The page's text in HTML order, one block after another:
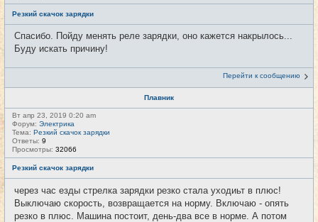
Резкий скачок зарядки
Спасибо. Пойду менять реле зарядки, оно кажется накрылось...
Буду искать причину!
Перейти к сообщению
Плавник
Вт апр 23, 2019 0:20 am
Форум: Электрика
Тема: Резкий скачок зарядки
Ответы: 9
Просмотры: 32066
Резкий скачок зарядки
через час езды стрелка зарядки резко стала уходиьт в плюс!
Выключаю скорость, возвращается на норму. Включаю - опять
резко в плюс. Машина постоит, день-два все в норме. А потом